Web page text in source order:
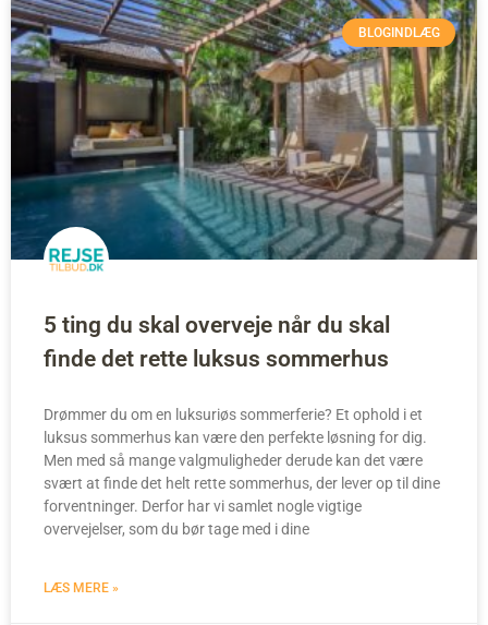
BLOGINDLÆG
5 ting du skal overveje når du skal
finde det rette luksus sommerhus
Drømmer du om en luksuriøs sommerferie? Et ophold i et
luksus sommerhus kan være den perfekte løsning for dig.
Men med så mange valgmuligheder derude kan det være
svært at finde det helt rette sommerhus, der lever op til dine
forventninger. Derfor har vi samlet nogle vigtige
overvejelser, som du bør tage med i dine
LÆS MERE »